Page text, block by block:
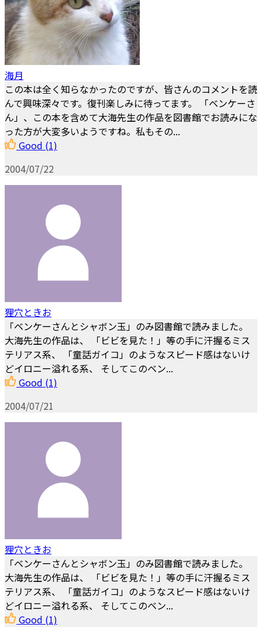
海月
この本は全く知らなかったのですが、皆さんのコメントを読
んで興味深々です。復刊楽しみに待ってます。 「ベンケーさ
ん」、この本を含めて大海先生の作品を図書館でお読みにな
った方が大変多いようですね。私もその...
Good (1)
2004/07/22
狸穴ときお
「ベンケーさんとシャボン玉」のみ図書館で読みました。
大海先生の作品は、 「ビビを見た！」等の手に汗握るミス
テリアス系、 「童話ガイコ」のようなスピード感はないけ
どイロニー溢れる系、 そしてこのベン...
Good (1)
2004/07/21
狸穴ときお
「ベンケーさんとシャボン玉」のみ図書館で読みました。
大海先生の作品は、 「ビビを見た！」等の手に汗握るミス
テリアス系、 「童話ガイコ」のようなスピード感はないけ
どイロニー溢れる系、 そしてこのベン...
Good (1)